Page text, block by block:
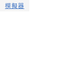
模擬器